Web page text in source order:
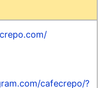
cafecrepo/?